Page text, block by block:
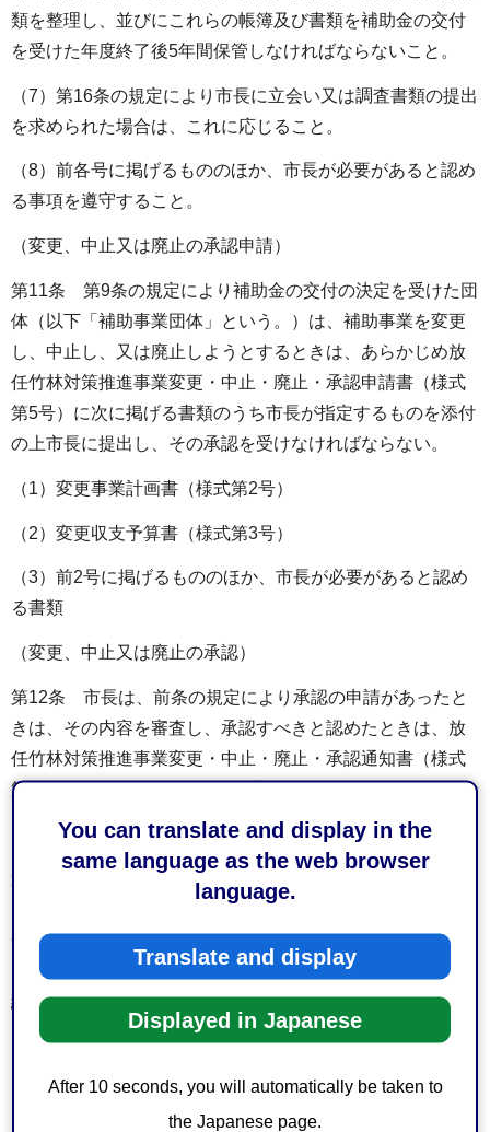
You can translate and display in the
same language as the web browser
language.
Translate and display
Displayed in Japanese
After 10 seconds, you will automatically be taken to
the Japanese page.
類を整理し、並びにこれらの帳簿及び書類を補助金の交付
を受けた年度終了後5年間保管しなければならないこと。
（7）第16条の規定により市長に立会い又は調査書類の提出
を求められた場合は、これに応じること。
（8）前各号に掲げるもののほか、市長が必要があると認め
る事項を遵守すること。
（変更、中止又は廃止の承認申請）
第11条 第9条の規定により補助金の交付の決定を受けた団
体（以下「補助事業団体」という。）は、補助事業を変更
し、中止し、又は廃止しようとするときは、あらかじめ放
任竹林対策推進事業変更・中止・廃止・承認申請書（様式
第5号）に次に掲げる書類のうち市長が指定するものを添付
の上市長に提出し、その承認を受けなければならない。
（1）変更事業計画書（様式第2号）
（2）変更収支予算書（様式第3号）
（3）前2号に掲げるもののほか、市長が必要があると認め
る書類
（変更、中止又は廃止の承認）
第12条 市長は、前条の規定により承認の申請があったと
きは、その内容を審査し、承認すべきと認めたときは、放
任竹林対策推進事業変更・中止・廃止・承認通知書（様式
第7号）により補助事業団体に通知するものとする。
（実績報告）
第13条 補助事業団体は、当該補助事業が完了したとき
（補助事業の廃止の承認を得た場合を含む。）、又は補助
金の交付の決定に係る会計年度が終了したときは、速やか
に放任竹林対策推進事業実績報告書（様式第7号。以下「実
績報告書」という。）に次に掲げる書類を添付して、市長
に提出しなければならない。
（1）収支決算書（様式第3号）
（2）金銭出納簿（様式第8号）